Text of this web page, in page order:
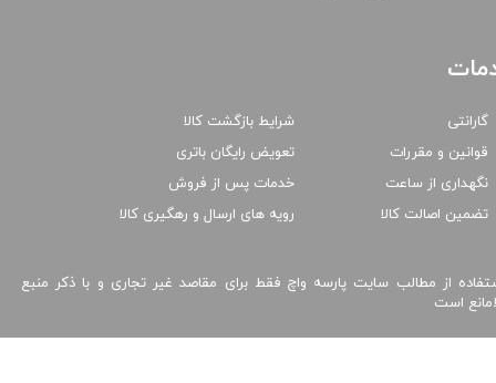
از مطالب سایت پارسه واچ فقط برای مقاصد غیر تجاری و با ذکر منبع
است
گارانتی
قوانین و مقررات
نگهداری از ساعت
تضمین اصالت کالا
شرایط بازگشت کالا
تعویض رایگان باتری
خدمات پس از فروش
رویه های ارسال و رهگیری کالا